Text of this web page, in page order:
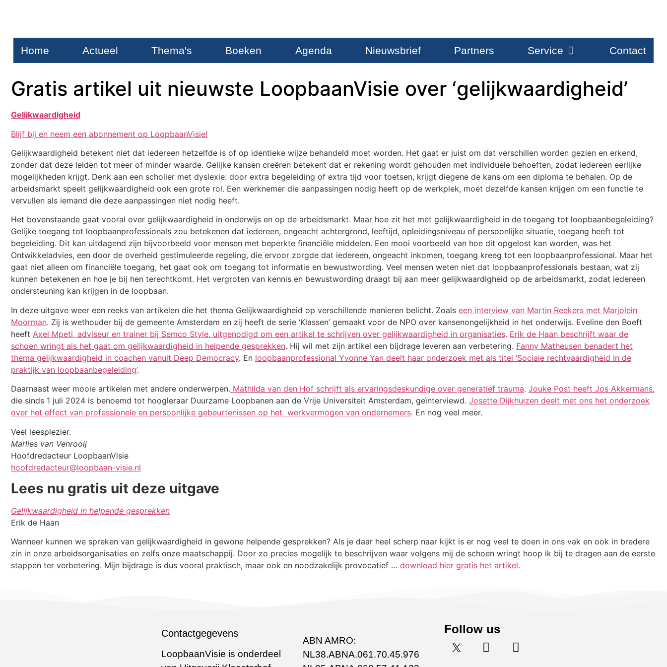
Home Actueel Thema's Boeken Agenda Nieuwsbrief Partners Service Contact
Gratis artikel uit nieuwste LoopbaanVisie over ‘gelijkwaardigheid’
Gelijkwaardigheid
Blijf bij en neem een abonnement op LoopbaanVisie!
Gelijkwaardigheid betekent niet dat iedereen hetzelfde is of op identieke wijze behandeld moet worden. Het gaat er juist om dat verschillen worden gezien en erkend,
zonder dat deze leiden tot meer of minder waarde. Gelijke kansen creëren betekent dat er rekening wordt gehouden met individuele behoeften, zodat iedereen eerlijke
mogelijkheden krijgt. Denk aan een scholier met dyslexie: door extra begeleiding of extra tijd voor toetsen, krijgt diegene de kans om een diploma te behalen. Op de
arbeidsmarkt speelt gelijkwaardigheid ook een grote rol. Een werknemer die aanpassingen nodig heeft op de werkplek, moet dezelfde kansen krijgen om een functie te
vervullen als iemand die deze aanpassingen niet nodig heeft.
Het bovenstaande gaat vooral over gelijkwaardigheid in onderwijs en op de arbeidsmarkt. Maar hoe zit het met gelijkwaardigheid in de toegang tot loopbaanbegeleiding?
Gelijke toegang tot loopbaanprofessionals zou betekenen dat iedereen, ongeacht achtergrond, leeftijd, opleidingsniveau of persoonlijke situatie, toegang heeft tot
begeleiding. Dit kan uitdagend zijn bijvoorbeeld voor mensen met beperkte financiële middelen. Een mooi voorbeeld van hoe dit opgelost kan worden, was het
Ontwikkeladvies, een door de overheid gestimuleerde regeling, die ervoor zorgde dat iedereen, ongeacht inkomen, toegang kreeg tot een loopbaanprofessional. Maar het
gaat niet alleen om financiële toegang, het gaat ook om toegang tot informatie en bewustwording. Veel mensen weten niet dat loopbaanprofessionals bestaan, wat zij
kunnen betekenen en hoe je bij hen terechtkomt. Het vergroten van kennis en bewustwording draagt bij aan meer gelijkwaardigheid op de arbeidsmarkt, zodat iedereen
ondersteuning kan krijgen in de loopbaan.
In deze uitgave weer een reeks van artikelen die het thema Gelijkwaardigheid op verschillende manieren belicht. Zoals een interview van Martin Reekers met Marjolein
Moorman. Zij is wethouder bij de gemeente Amsterdam en zij heeft de serie ‘Klassen’ gemaakt voor de NPO over kansenongelijkheid in het onderwijs. Eveline den Boeft
heeft Axel Mpeti, adviseur en trainer bij Semco Style, uitgenodigd om een artikel te schrijven over gelijkwaardigheid in organisaties. Erik de Haan beschrijft waar de
schoen wringt als het gaat om gelijkwaardigheid in helpende gesprekken. Hij wil met zijn artikel een bijdrage leveren aan verbetering. Fanny Matheusen benadert het
thema gelijkwaardigheid in coachen vanuit Deep Democracy. En loopbaanprofessional Yvonne Yan deelt haar onderzoek met als titel ‘Sociale rechtvaardigheid in de
praktijk van loopbaanbegeleiding’.
Daarnaast weer mooie artikelen met andere onderwerpen. Mathilda van den Hof schrijft als ervaringsdeskundige over generatief trauma. Jouke Post heeft Jos Akkermans,
die sinds 1 juli 2024 is benoemd tot hoogleraar Duurzame Loopbanen aan de Vrije Universiteit Amsterdam, geïnterviewd. Josette Dijkhuizen deelt met ons het onderzoek
over het effect van professionele en persoonlijke gebeurtenissen op het werkvermogen van ondernemers. En nog veel meer.
Veel leesplezier.
Marlies van Venrooij
Hoofdredacteur LoopbaanVisie
hoofdredacteur@loopbaan-visie.nl
Lees nu gratis uit deze uitgave
Gelijkwaardigheid in helpende gesprekken
Erik de Haan
Wanneer kunnen we spreken van gelijkwaardigheid in gewone helpende gesprekken? Als je daar heel scherp naar kijkt is er nog veel te doen in ons vak en ook in bredere
zin in onze arbeidsorganisaties en zelfs onze maatschappij. Door zo precies mogelijk te beschrijven waar volgens mij de schoen wringt hoop ik bij te dragen aan de eerste
stappen ter verbetering. Mijn bijdrage is dus vooral praktisch, maar ook en noodzakelijk provocatief … download hier gratis het artikel.
Contactgegevens
LoopbaanVisie is onderdeel
ABN AMRO:
NL38.ABNA.061.70.45.976
Follow us